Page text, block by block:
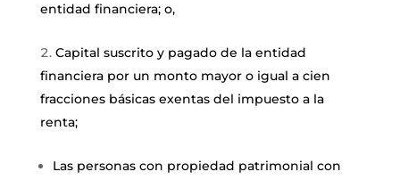
entidad financiera; o,
Capital suscrito y pagado de la entidad
financiera por un monto mayor o igual a cien
fracciones básicas exentas del impuesto a la
renta;
Las personas con propiedad patrimonial con